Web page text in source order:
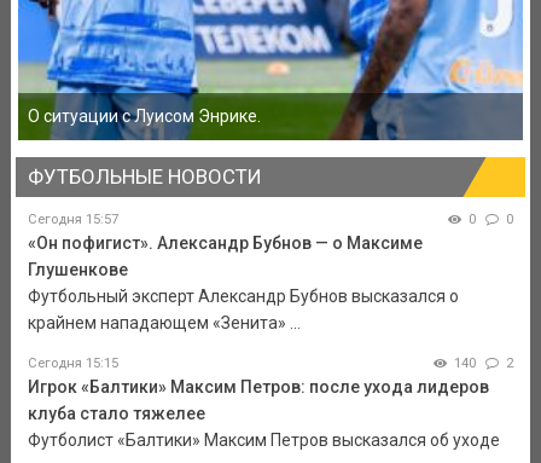
О ситуации с Луисом Энрике.
ФУТБОЛЬНЫЕ НОВОСТИ
Сегодня 15:57 0 0
«Он пофигист». Александр Бубнов — о Максиме
Глушенкове
Футбольный эксперт Александр Бубнов высказался о
крайнем нападающем «Зенита» ...
Сегодня 15:15 140 2
Игрок «Балтики» Максим Петров: после ухода лидеров
клуба стало тяжелее
Футболист «Балтики» Максим Петров высказался об уходе